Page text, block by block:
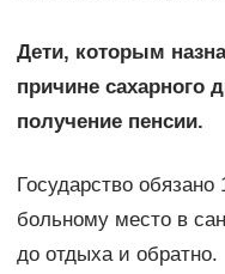
Дети, которым
причине сахарного
получение пенсии.
Государство обязано
больному место в
до отдыха и обратно.